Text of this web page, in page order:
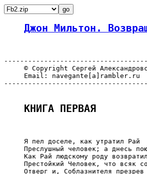
Джон Мильтон.
© Copyright Сергей
     Email: navegante[a]rambler.ru
КНИГА ПЕРВАЯ